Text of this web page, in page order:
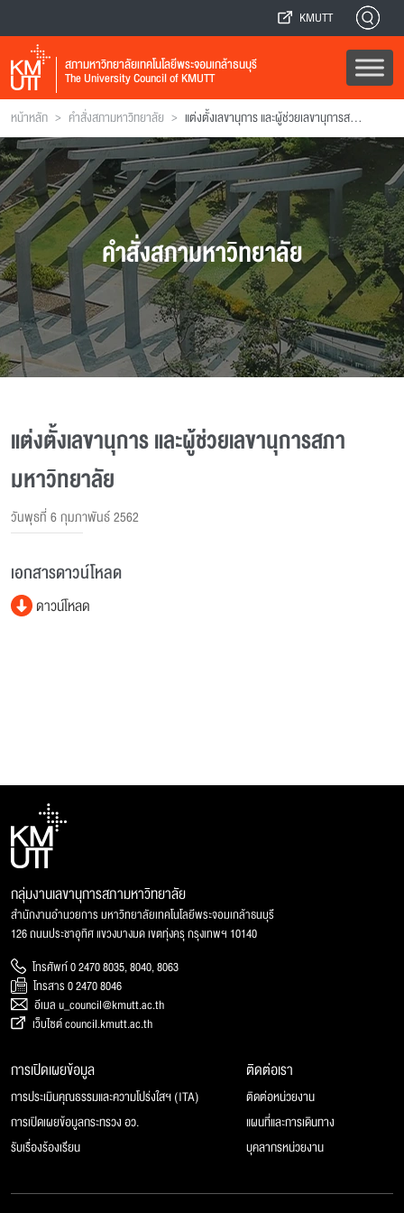
KMUTT
สภามหาวิทยาลัยเทคโนโลยีพระจอมเกล้าธนบุรี
The University Council of KMUTT
หน้าหลัก > คำสั่งสภามหาวิทยาลัย > แต่งตั้งเลขานุการ และผู้ช่วยเลขานุการสภามหาวิทยาลัย
คำสั่งสภามหาวิทยาลัย
แต่งตั้งเลขานุการ และผู้ช่วยเลขานุการสภา
มหาวิทยาลัย
วันพุธที่ 6 กุมภาพันธ์ 2562
เอกสารดาวน์โหลด
ดาวน์โหลด
กลุ่มงานเลขานุการสภามหาวิทยาลัย
สำนักงานอำนวยการ มหาวิทยาลัยเทคโนโลยีพระจอมเกล้าธนบุรี
126 ถนนประชาอุทิศ แขวงบางมด เขตทุ่งครุ กรุงเทพฯ 10140
โทรศัพท์ 0 2470 8035, 8040, 8063
โทรสาร 0 2470 8046
อีเมล u_council@kmutt.ac.th
เว็บไซต์ council.kmutt.ac.th
การเปิดเผยข้อมูล
การประเมินคุณธรรมและความโปร่งใสฯ (ITA)
การเปิดเผยข้อมูลกระทรวง อว.
รับเรื่องร้องเรียน
ติดต่อเรา
ติดต่อหน่วยงาน
แผนที่และการเดินทาง
บุคลากรหน่วยงาน